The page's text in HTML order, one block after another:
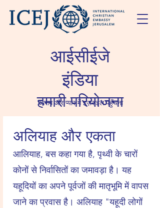
आईसीईजे
इंडिया
आराम और प्यार में इज़राइल पहुँचना
हमारी परियोजना
अलियाह और एकता
आलियाह, बस कहा गया है, पृथ्वी के चारों
कोनों से निर्वासितों का जमावड़ा है। यह
यहूदियों का अपने पूर्वजों की मातृभूमि में वापस
जाने का प्रवास है। अलियाह "यहूदी लोगों